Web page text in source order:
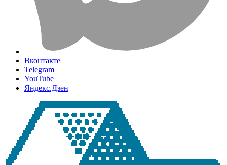
Вконтакте
Telegram
YouTube
Яндекс.Дзен